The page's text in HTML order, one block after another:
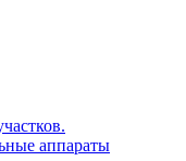
аппараты